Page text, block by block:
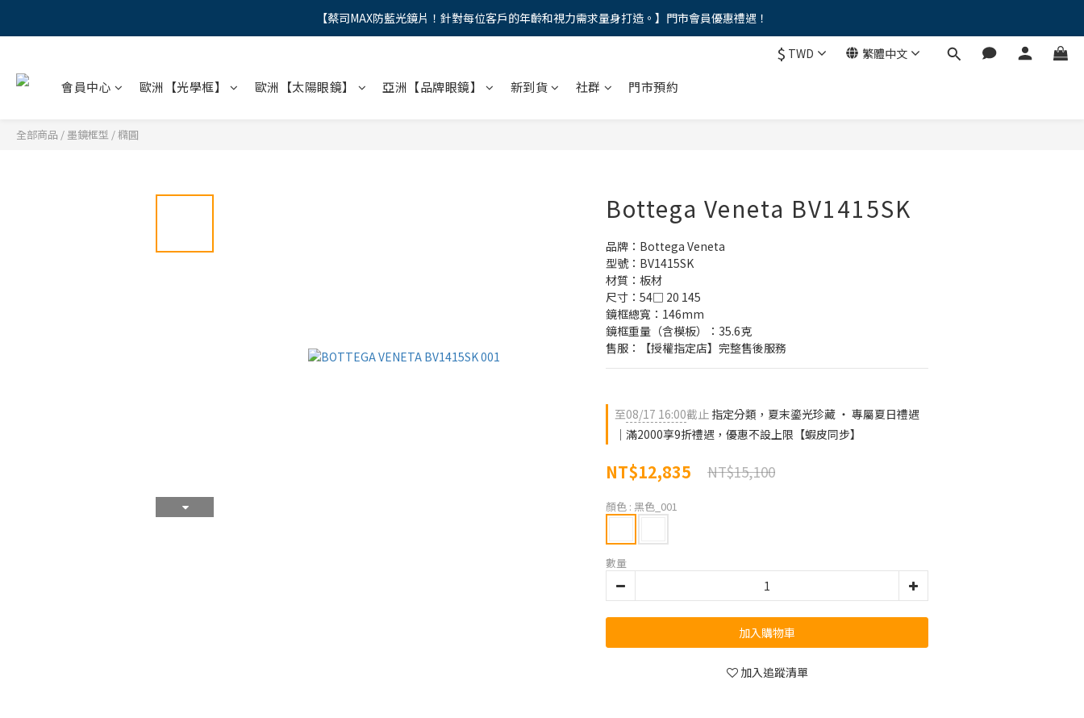
"馬年新章續寫，視界品味進階，限時禮遇 9 折無上限，12期分期免手續費。。
【蔡司MAX防藍光鏡片！針對每位客戶的年齡和視力需求量身打造。】門市會員優惠禮遇！
$ TWD 繁體中文
會員中心 歐洲【光學框】 歐洲【太陽眼鏡】 亞洲【品牌眼鏡】 新到貨 社群 門市預約
全部商品 / 墨鏡框型 /橢圓
Bottega Veneta BV1415SK
品牌：Bottega Veneta
型號：BV1415SK
材質：板材
尺寸：54□ 20 145
鏡框總寬：146mm
鏡框重量（含模板）：35.6克
售服：【授權指定店】完整售後服務
至08/17 16:00截止 指定分類，夏末鎏光珍藏 ‧ 專屬夏日禮遇
｜滿2000享9折禮遇，優惠不設上限【蝦皮同步】
NT$12,835 NT$15,100
顏色 : 黑色_001
數量
加入購物車
加入追蹤清單